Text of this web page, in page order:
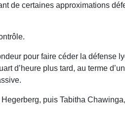
de certaines approximations
pour faire céder la défense
d’heure plus tard, au terme
puis Tabitha